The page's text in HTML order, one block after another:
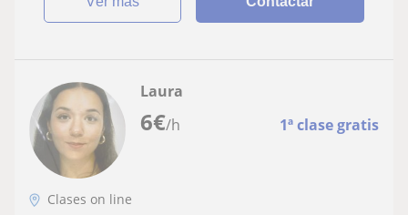
6€/h 1ª clase gratis
Laura
Clases on line